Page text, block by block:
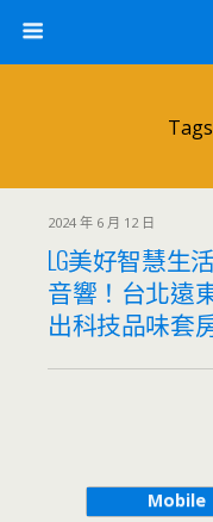
2024 年 6 月 12 日
LG美好智慧生
音響！台北遠
出科技品味套
Mobile